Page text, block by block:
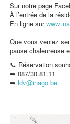
Sur notre page
À l’entrée de la
En ligne sur
Que vous veniez
pause chaleureuse
📞 Réservation
➡️ 087/30.81.11
➡️ ldv@inago.be